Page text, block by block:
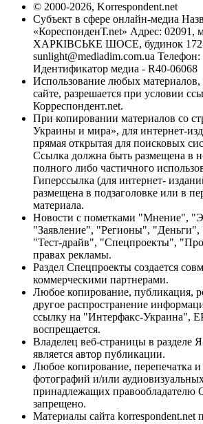
© 2000-2026, Korrespondent.net
Субъект в сфере онлайн-медиа
«КореспонденТ.net» Адрес: 02091,
ХАРКІВСЬКЕ ШОСЕ, будинок 172-
sunlight@mediadim.com.ua Телефон:
Идентификатор медиа - R40-06068
Использование любых
сайте, разрешается при условии
Корреспондент.net.
При копировании материалов со
Украины и мира», для интернет-
прямая открытая для поисковых
Ссылка должна быть размещена в
полного либо частичного
Гиперссылка (для интернет-
размещена в подзаголовке или в
материала.
Новости с пометками "Мнение",
"Заявление", "Регионы",
"Тест-драйв", "Спецпроекты",
правах рекламы.
Раздел Спецпроекты создается
коммерческими партнерами.
Любое копирование, публикация,
другое распространение
ссылку на "Интерфакс-Украина",
воспрещается.
Владелец веб-страницы в разделе
является автор публикации.
Любое копирование, перепечатка и
фотографий и/или
принадлежащих правообладателю
запрещено.
Материалы сайта korrespondent.net